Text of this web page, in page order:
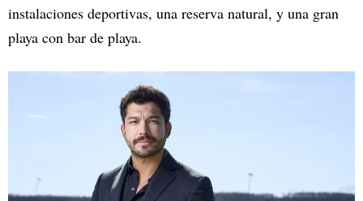
instalaciones deportivas, una reserva natural, y una gran
playa con bar de playa.